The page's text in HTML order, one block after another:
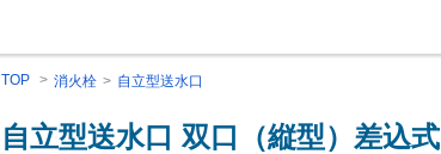
TOP 消火栓 自立型送水口
自立型送水口 双口（縦型）差込式